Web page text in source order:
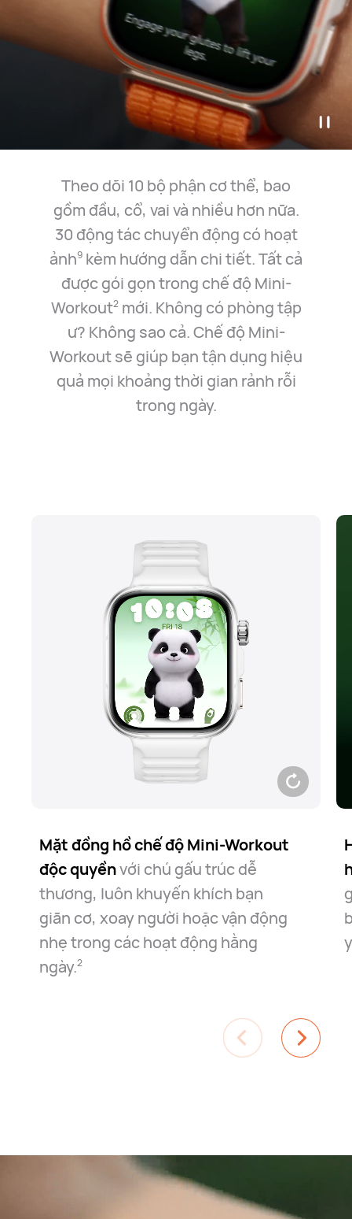
Theo dõi 10 bộ phận cơ thể, bao
gồm đầu, cổ, vai và nhiều hơn nữa.
30 động tác chuyển động có hoạt
ảnh9 kèm hướng dẫn chi tiết. Tất cả
được gói gọn trong chế độ Mini-
Workout2mới. Không có phòng tập
ư? Không sao cả.Chế độ Mini-
Workout sẽ giúp bạn tận dụng hiệu
quả mọi khoảng thời gian rảnh rỗi
trong ngày.
Mặt đồng hồ chế độ Mini-Workout
độc quyềnvới chú gấu trúc dễ
thương, luôn khuyến khích bạn
giãn cơ, xoay người hoặc vận động
nhẹ trong các hoạt động hằng
ngày.2